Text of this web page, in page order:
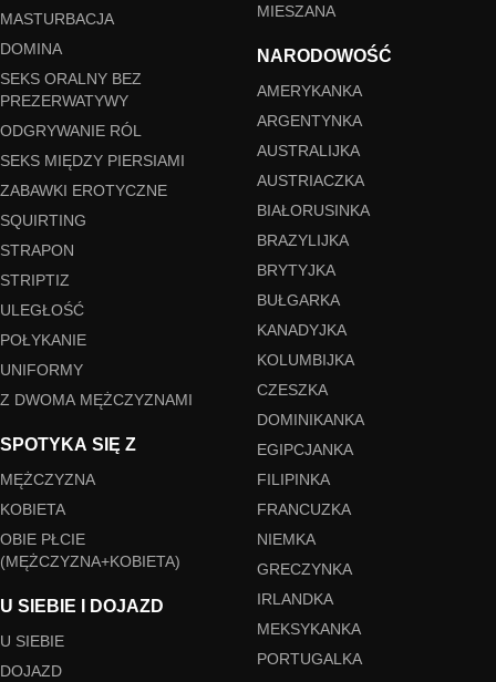
MASTURBACJA
DOMINA
SEKS ORALNY BEZ
PREZERWATYWY
ODGRYWANIE RÓL
SEKS MIĘDZY PIERSIAMI
ZABAWKI EROTYCZNE
SQUIRTING
STRAPON
STRIPTIZ
ULEGŁOŚĆ
POŁYKANIE
UNIFORMY
Z DWOMA MĘŻCZYZNAMI
SPOTYKA SIĘ Z
MĘŻCZYZNA
KOBIETA
OBIE PŁCIE
(MĘŻCZYZNA+KOBIETA)
U SIEBIE I DOJAZD
U SIEBIE
DOJAZD
MIESZANA
NARODOWOŚĆ
AMERYKANKA
ARGENTYNKA
AUSTRALIJKA
AUSTRIACZKA
BIAŁORUSINKA
BRAZYLIJKA
BRYTYJKA
BUŁGARKA
KANADYJKA
KOLUMBIJKA
CZESZKA
DOMINIKANKA
EGIPCJANKA
FILIPINKA
FRANCUZKA
NIEMKA
GRECZYNKA
IRLANDKA
MEKSYKANKA
PORTUGALKA